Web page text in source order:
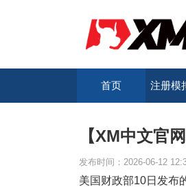
首页 注册模
【XM中文官
发布时间：2026-06-12
美国财政部10日发布